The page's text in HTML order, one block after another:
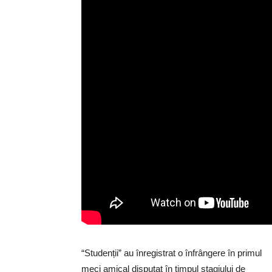
“Studenții” au înregistrat o înfrângere în primul
meci amical disputat în timpul stagiului de